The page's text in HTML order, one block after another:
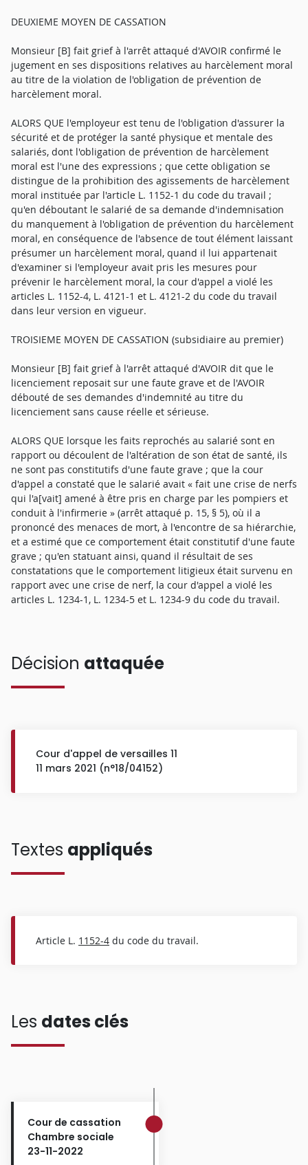
DEUXIEME MOYEN DE CASSATION
Monsieur [B] fait grief à l'arrêt attaqué d'AVOIR confirmé le
jugement en ses dispositions relatives au harcèlement moral
au titre de la violation de l'obligation de prévention de
harcèlement moral.
ALORS QUE l'employeur est tenu de l'obligation d'assurer la
sécurité et de protéger la santé physique et mentale des
salariés, dont l'obligation de prévention de harcèlement
moral est l'une des expressions ; que cette obligation se
distingue de la prohibition des agissements de harcèlement
moral instituée par l'article L. 1152-1 du code du travail ;
qu'en déboutant le salarié de sa demande d'indemnisation
du manquement à l'obligation de prévention du harcèlement
moral, en conséquence de l'absence de tout élément laissant
présumer un harcèlement moral, quand il lui appartenait
d'examiner si l'employeur avait pris les mesures pour
prévenir le harcèlement moral, la cour d'appel a violé les
articles L. 1152-4, L. 4121-1 et L. 4121-2 du code du travail
dans leur version en vigueur.
TROISIEME MOYEN DE CASSATION (subsidiaire au premier)
Monsieur [B] fait grief à l'arrêt attaqué d'AVOIR dit que le
licenciement reposait sur une faute grave et de l'AVOIR
débouté de ses demandes d'indemnité au titre du
licenciement sans cause réelle et sérieuse.
ALORS QUE lorsque les faits reprochés au salarié sont en
rapport ou découlent de l'altération de son état de santé, ils
ne sont pas constitutifs d'une faute grave ; que la cour
d'appel a constaté que le salarié avait « fait une crise de nerfs
qui l'a[vait] amené à être pris en charge par les pompiers et
conduit à l'infirmerie » (arrêt attaqué p. 15, § 5), où il a
prononcé des menaces de mort, à l'encontre de sa hiérarchie,
et a estimé que ce comportement était constitutif d'une faute
grave ; qu'en statuant ainsi, quand il résultait de ses
constatations que le comportement litigieux était survenu en
rapport avec une crise de nerf, la cour d'appel a violé les
articles L. 1234-1, L. 1234-5 et L. 1234-9 du code du travail.
Décision attaquée
Cour d'appel de versailles 11
11 mars 2021 (n°18/04152)
Textes appliqués
Article L. 1152-4 du code du travail.
Les dates clés
Cour de cassation
Chambre sociale
23-11-2022